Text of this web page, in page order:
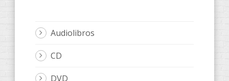
Audiolibros
CD
DVD